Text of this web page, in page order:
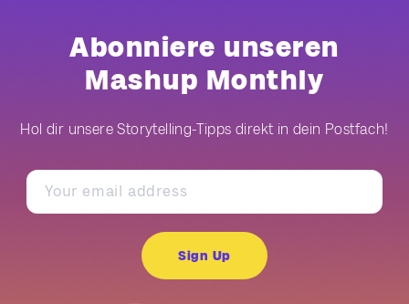
Abonniere unseren
Mashup Monthly
Hol dir unsere Storytelling-Tipps direkt in dein Postfach!